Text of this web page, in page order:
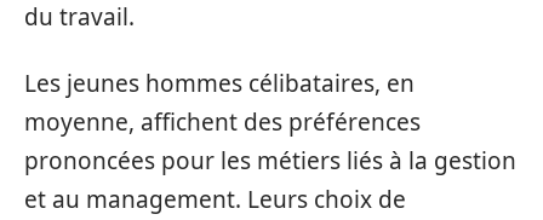
du travail.
Les jeunes hommes célibataires, en
moyenne, affichent des préférences
prononcées pour les métiers liés à la gestion
et au management. Leurs choix de